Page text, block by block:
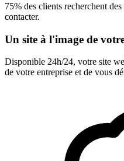
75% des clients recherchent
contacter.
Un site à l'image de
Disponible 24h/24, votre site
de votre entreprise et de vous